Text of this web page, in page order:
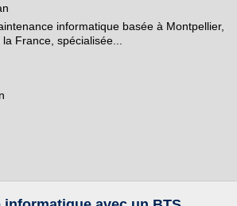
informatique basée à Montpellier,
France, spécialisée...